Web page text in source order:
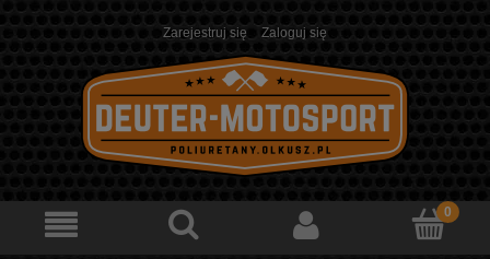
Zarejestruj się Zaloguj się